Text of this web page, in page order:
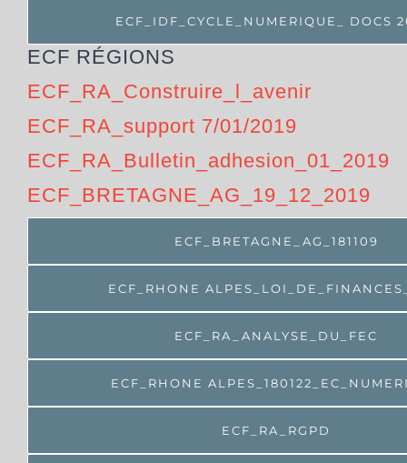
ECF_IDF_CYCLE_NUMERIQUE_ DOCS
ECF RÉGIONS
ECF_RA_Construire_l_avenir
ECF_RA_support 7/01/2019
ECF_RA_Bulletin_adhesion_01_2019
ECF_BRETAGNE_AG_19_12_2019
ECF_BRETAGNE_AG_181109
ECF_RHONE
ECF_RA_ANALYSE_DU_FEC
ECF_RHONE
ECF_RA_RGPD